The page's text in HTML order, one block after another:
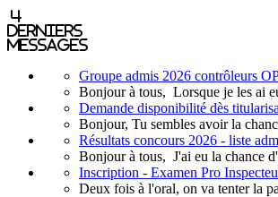
4
derniers
messages
Groupe admis 2026 contrôleurs
Bonjour à tous, Lorsque je les ai
Demande disponibilité dès
Bonjour, Tu sembles avoir la
Résultats concours 2026 - liste
Bonjour à tous, J'ai eu la chance
Inscription - Examen Pro
Deux fois à l'oral, on va tenter la